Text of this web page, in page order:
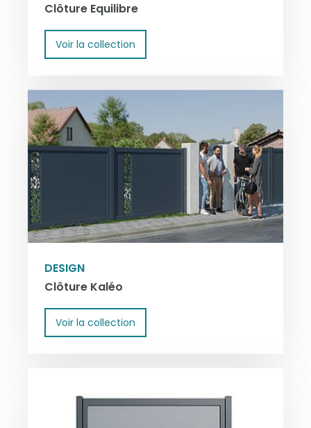
Clôture Equilibre
Voir la collection
DESIGN
Clôture Kaléo
Voir la collection